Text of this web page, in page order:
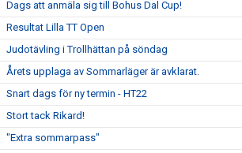
Dags att anmäla sig till Bohus Dal Cup!
Resultat Lilla TT Open
Judotävling i Trollhättan på söndag
Årets upplaga av Sommarläger är avklarat.
Snart dags för ny termin - HT22
Stort tack Rikard!
"Extra sommarpass"